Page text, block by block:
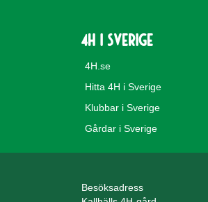
4H i Sverige
4H.se
Hitta 4H i Sverige
Klubbar i Sverige
Gårdar i Sverige
Besöksadress